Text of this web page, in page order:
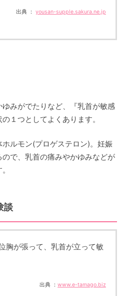
出典 ：yousan-supple.sakura.ne.jp
みがでたりなど、『乳首が敏感
１つとしてよくあります。
ルモン(プロゲステロン)。妊娠
で、乳首の痛みやかゆみなどが
談
胸が張って、乳首が立って敏
出典 ：www.e-tamago.biz